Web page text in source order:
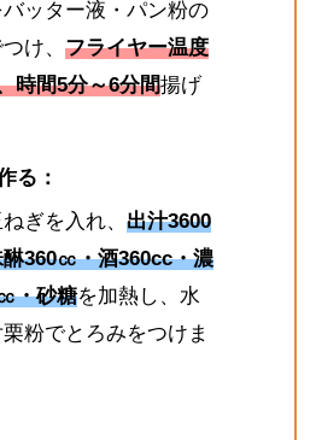
ッター液・パン粉の
け、 フライヤー温度
時間5分～6分間揚げ
る：
ぎを入れ、 出汁3600
360㏄・酒360cc・濃
・砂糖を加熱し、水
粉でとろみをつけま